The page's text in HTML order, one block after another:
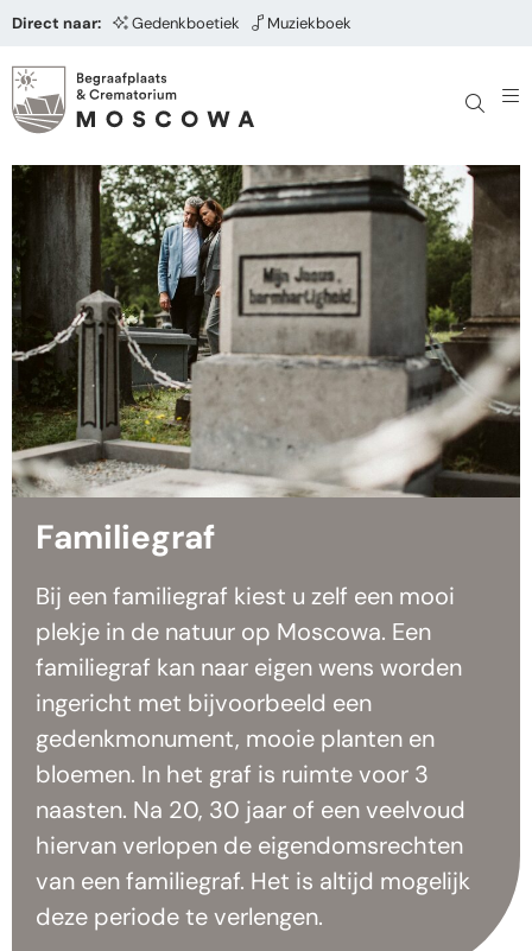
Direct naar: Gedenkboetiek Muziekboek
Familiegraf
Bij een familiegraf kiest u zelf een mooi
plekje in de natuur op Moscowa. Een
familiegraf kan naar eigen wens worden
ingericht met bijvoorbeeld een
gedenkmonument, mooie planten en
bloemen. In het graf is ruimte voor 3
naasten. Na 20, 30 jaar of een veelvoud
hiervan verlopen de eigendomsrechten
van een familiegraf. Het is altijd mogelijk
deze periode te verlengen.